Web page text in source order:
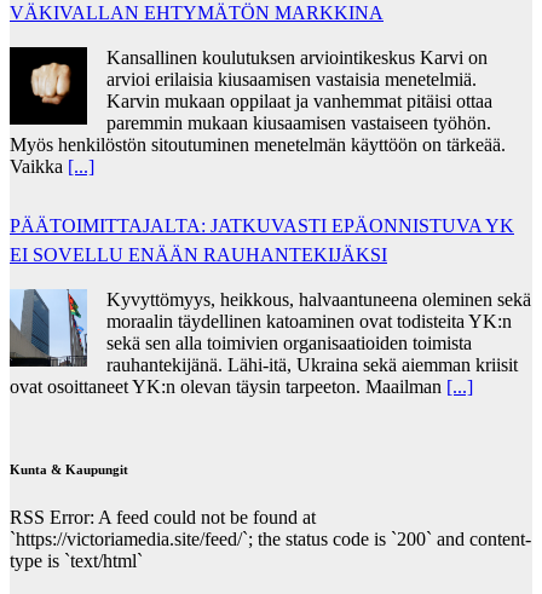
VÄKIVALLAN EHTYMÄTÖN MARKKINA
Kansallinen koulutuksen arviointikeskus Karvi on
arvioi erilaisia kiusaamisen vastaisia menetelmiä.
Karvin mukaan oppilaat ja vanhemmat pitäisi ottaa
paremmin mukaan kiusaamisen vastaiseen työhön.
Myös henkilöstön sitoutuminen menetelmän käyttöön on tärkeää.
Vaikka [...]
PÄÄTOIMITTAJALTA: JATKUVASTI EPÄONNISTUVA YK
EI SOVELLU ENÄÄN RAUHANTEKIJÄKSI
Kyvyttömyys, heikkous, halvaantuneena oleminen sekä
moraalin täydellinen katoaminen ovat todisteita YK:n
sekä sen alla toimivien organisaatioiden toimista
rauhantekijänä. Lähi-itä, Ukraina sekä aiemman kriisit
ovat osoittaneet YK:n olevan täysin tarpeeton. Maailman [...]
Kunta & Kaupungit
RSS Error: A feed could not be found at
`https://victoriamedia.site/feed/`; the status code is `200` and content-
type is `text/html`